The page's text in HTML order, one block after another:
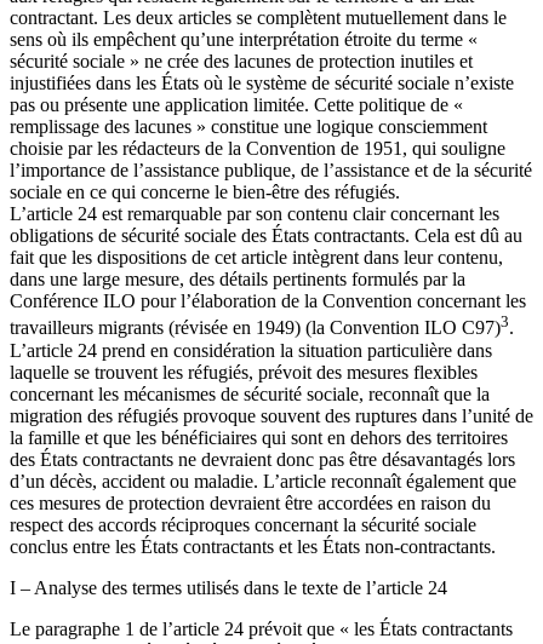
contractant. Les deux articles se complètent mutuellement dans le
sens où ils empêchent qu’une interprétation étroite du terme «
sécurité sociale » ne crée des lacunes de protection inutiles et
injustifiées dans les États où le système de sécurité sociale n’existe
pas ou présente une application limitée. Cette politique de «
remplissage des lacunes » constitue une logique consciemment
choisie par les rédacteurs de la Convention de 1951, qui souligne
l’importance de l’assistance publique, de l’assistance et de la sécurité
sociale en ce qui concerne le bien-être des réfugiés.
L’article 24 est remarquable par son contenu clair concernant les
obligations de sécurité sociale des États contractants. Cela est dû au
fait que les dispositions de cet article intègrent dans leur contenu,
dans une large mesure, des détails pertinents formulés par la
Conférence ILO pour l’élaboration de la Convention concernant les
travailleurs migrants (révisée en 1949) (la Convention ILO C97)3.
L’article 24 prend en considération la situation particulière dans
laquelle se trouvent les réfugiés, prévoit des mesures flexibles
concernant les mécanismes de sécurité sociale, reconnaît que la
migration des réfugiés provoque souvent des ruptures dans l’unité de
la famille et que les bénéficiaires qui sont en dehors des territoires
des États contractants ne devraient donc pas être désavantagés lors
d’un décès, accident ou maladie. L’article reconnaît également que
ces mesures de protection devraient être accordées en raison du
respect des accords réciproques concernant la sécurité sociale
conclus entre les États contractants et les États non-contractants.
I – Analyse des termes utilisés dans le texte de l’article 24
Le paragraphe 1 de l’article 24 prévoit que « les États contractants